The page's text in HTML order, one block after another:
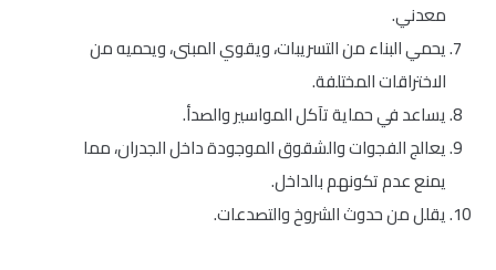
معدني.
يحمي البناء من التسريبات، ويقوي المبنى، ويحميه من
الاختراقات المختلفة.
يساعد في حماية تآكل المواسير والصدأ.
يعالج الفجوات والشقوق الموجودة داخل الجدران، مما
يمنع عدم تكونهم بالداخل.
يقلل من حدوث الشروخ والتصدعات.